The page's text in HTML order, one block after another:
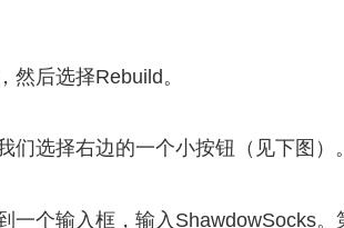
然后选择Rebuild。
们选择右边的一个小按钮（见下图）。
一个输入框，输入ShawdowSocks